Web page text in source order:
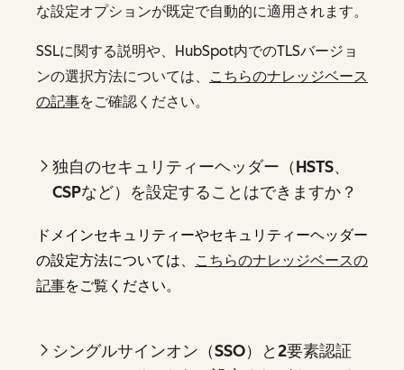
な設定オプションが既定で自動的に適用されます。
SSLに関する説明や、HubSpot内でのTLSバージョ
ンの選択方法については、
こちらのナレッジベース
の記事をご確認ください。
独自のセキュリティーヘッダー（HSTS、
CSPなど）を設定することはできますか？
ドメインセキュリティーやセキュリティーヘッダー
の設定方法については、
こちらのナレッジベースの
記事をご覧ください。
シングルサインオン（SSO）と2要素認証